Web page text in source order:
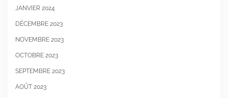
JANVIER 2024
DÉCEMBRE 2023
NOVEMBRE 2023
OCTOBRE 2023
SEPTEMBRE 2023
AOÛT 2023